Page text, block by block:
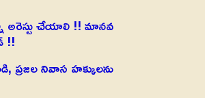
అరెస్టు చేయాలి !! మానవ
!!
ప్రజల నివాస హక్కులను